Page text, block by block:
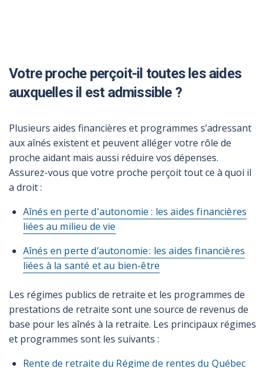
Votre proche perçoit-il toutes les aides
auxquelles il est admissible ?
Plusieurs aides financières et programmes s’adressant
aux aînés existent et peuvent alléger votre rôle de
proche aidant mais aussi réduire vos dépenses.
Assurez-vous que votre proche perçoit tout ce à quoi il
a droit :
Aînés en perte d'autonomie : les aides financières
liées au milieu de vie
Aînés en perte d’autonomie : les aides financières
liées à la santé et au bien-être
Les régimes publics de retraite et les programmes de
prestations de retraite sont une source de revenus de
base pour les aînés à la retraite. Les principaux régimes
et programmes sont les suivants :
Rente de retraite du Régime de rentes du Québec